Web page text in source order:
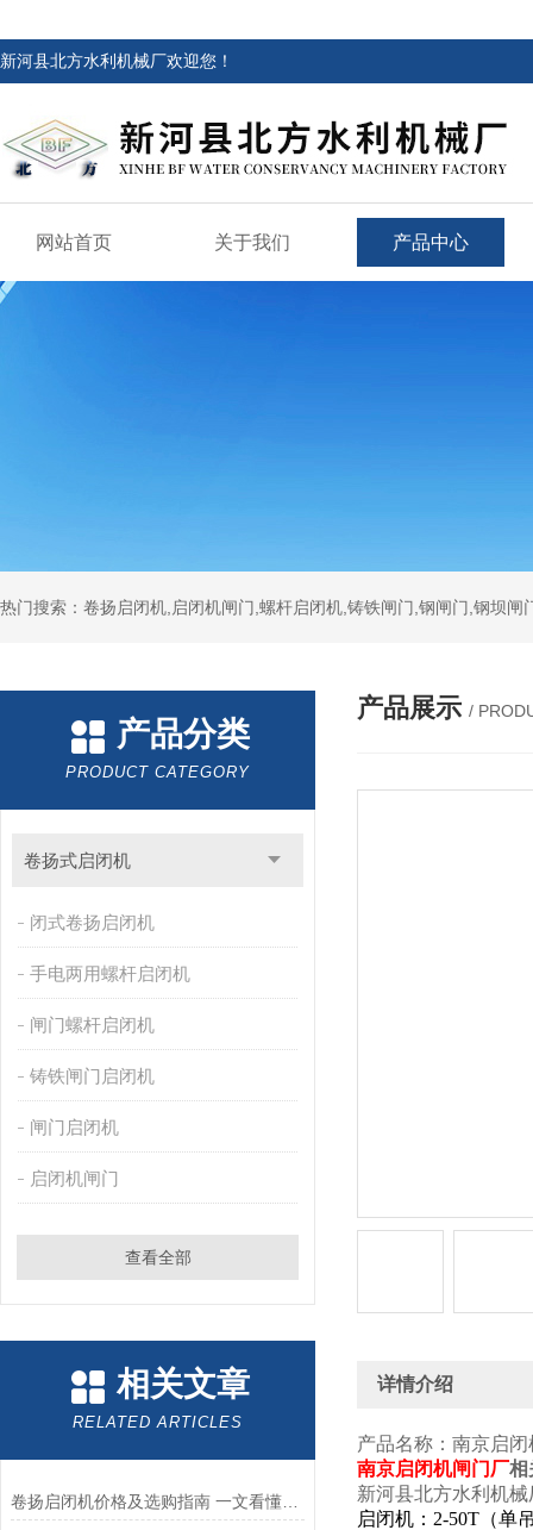
新河县北方水利机械厂欢迎您！
网站首页 关于我们 产品中心
热门搜索：卷扬启闭机,启闭机闸门,螺杆启闭机,铸铁闸门,钢闸门,钢坝
产品分类
PRODUCT CATEGORY
卷扬式启闭机
闭式卷扬启闭机
手电两用螺杆启闭机
闸门螺杆启闭机
铸铁闸门启闭机
闸门启闭机
启闭机闸门
查看全部
相关文章
RELATED ARTICLES
卷扬启闭机价格及选购指南 一文看懂影响因素
产品展示 /
详情介绍
产品名称：南京启
南京启闭机闸门厂相
新河县北方水利机
启闭机： 2-50T （单